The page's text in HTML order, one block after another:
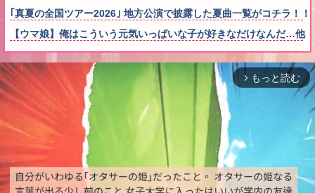
｢真夏の全国ツアー2026｣ 地方公演で披露した夏曲一覧がコチラ！
【ウマ娘】俺はこういう元気いっぱいな子が好きなだけなんだ…他
arrow_forward_ios もっと読む